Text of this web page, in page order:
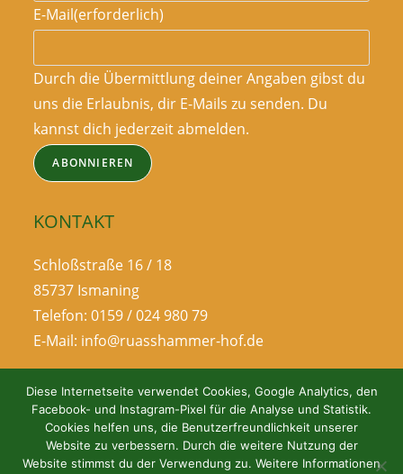
E-Mail(erforderlich)
Durch die Übermittlung deiner Angaben gibst du
uns die Erlaubnis, dir E-Mails zu senden. Du
kannst dich jederzeit abmelden.
ABONNIEREN
KONTAKT
Schloßstraße 16 / 18
85737 Ismaning
Telefon: 0159 / 024 980 79
E-Mail: info@ruasshammer-hof.de
Diese Internetseite verwendet Cookies, Google Analytics, den
Facebook- und Instagram-Pixel für die Analyse und Statistik.
Cookies helfen uns, die Benutzerfreundlichkeit unserer
Website zu verbessern. Durch die weitere Nutzung der
Website stimmst du der Verwendung zu. Weitere Informationen